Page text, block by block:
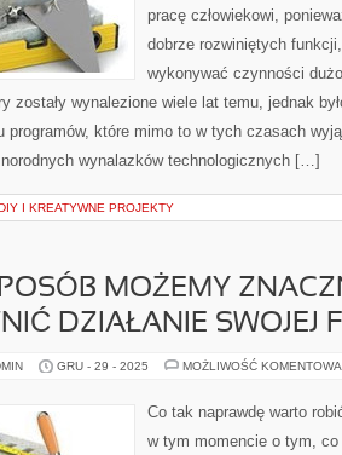
pracę człowiekowi,
dobrze rozwiniętych
wykonywać czynności
zostały wynalezione wiele lat temu, jednak
programów, które mimo to w tych czasach
wynalazków technologicznych […]
I KREATYWNE PROJEKTY
MOŻEMY
DZIAŁANIE SWOJEJ
GRU - 29 - 2025 MOŻLIWOŚĆ
Co tak naprawdę warto
w tym momencie o tym,